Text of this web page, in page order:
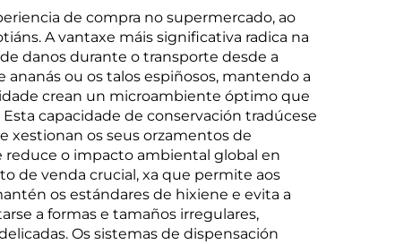
de compra no supermercado, ao
A vantaxe máis significativa radica na
danos durante o transporte desde a
ananás ou os talos espiñosos, mantendo a
crean un microambiente óptimo que
capacidade de conservación tradúcese
xestionan os seus orzamentos de
reduce o impacto ambiental global en
de venda crucial, xa que permite aos
os estándares de hixiene e evita a
a formas e tamaños irregulares,
Os sistemas de dispensación